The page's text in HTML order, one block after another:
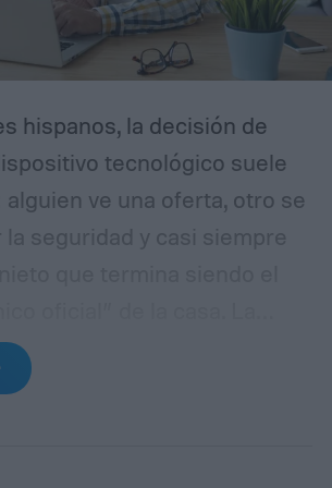
hispanos, la decisión de
tecnológico suele
ve una oferta, otro se
la seguridad y casi siempre
y asistentes de voz
entre usuarios